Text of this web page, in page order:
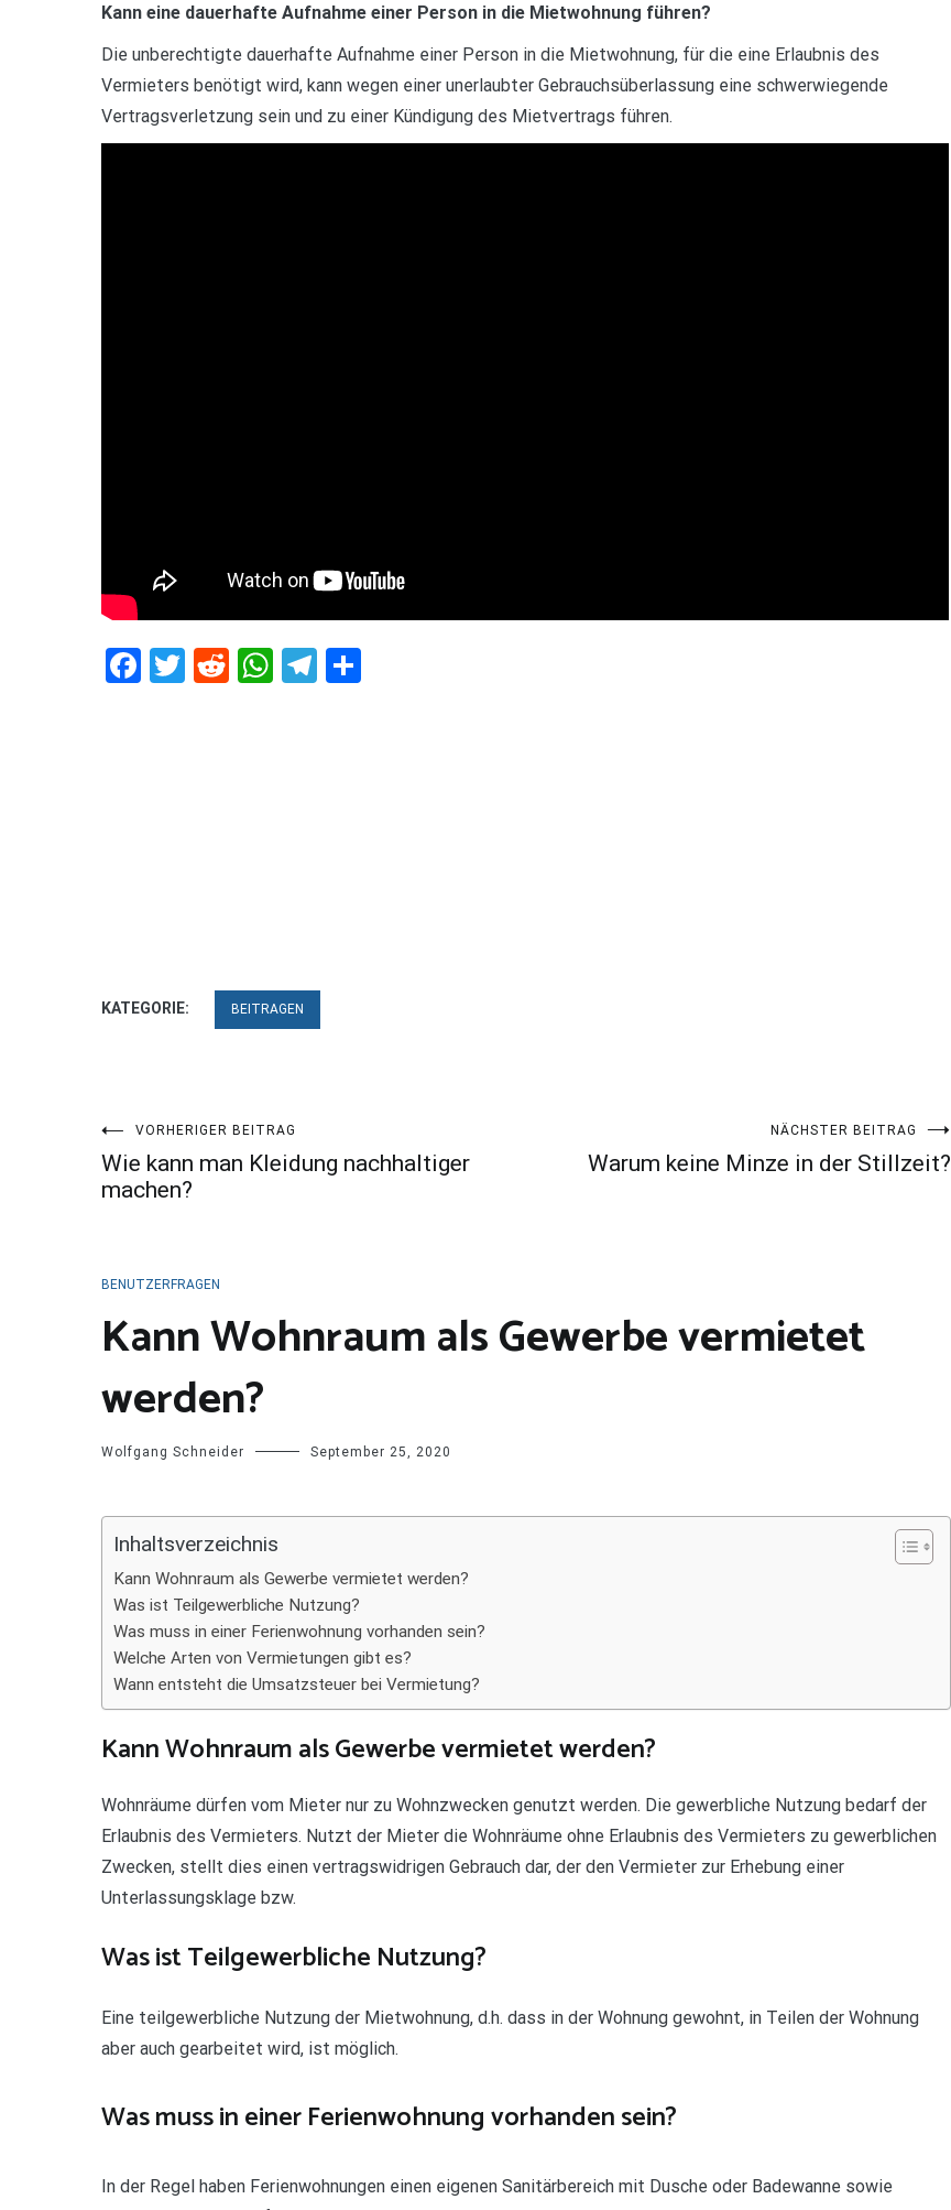
Kann eine dauerhafte Aufnahme einer Person in die Mietwohnung führen?
Die unberechtigte dauerhafte Aufnahme einer Person in die Mietwohnung, für die eine Erlaubnis des
Vermieters benötigt wird, kann wegen einer unerlaubter Gebrauchsüberlassung eine schwerwiegende
Vertragsverletzung sein und zu einer Kündigung des Mietvertrags führen.
Facebook
Twitter
RedditWhatsApp
Telegram
KATEGORIE: BEITRAGEN
Beitragsnavigation
VORHERIGER BEITRAG
Wie kann man Kleidung nachhaltiger
machen?
NÄCHSTER BEITRAG
Warum keine Minze in der Stillzeit?
BENUTZERFRAGEN
Kann Wohnraum als Gewerbe vermietet
werden?
Wolfgang Schneider September 25, 2020
Inhaltsverzeichnis
Kann Wohnraum als Gewerbe vermietet werden?
Was ist Teilgewerbliche Nutzung?
Was muss in einer Ferienwohnung vorhanden sein?
Welche Arten von Vermietungen gibt es?
Wann entsteht die Umsatzsteuer bei Vermietung?
Kann Wohnraum als Gewerbe vermietet werden?
Wohnräume dürfen vom Mieter nur zu Wohnzwecken genutzt werden. Die gewerbliche Nutzung bedarf der
Erlaubnis des Vermieters. Nutzt der Mieter die Wohnräume ohne Erlaubnis des Vermieters zu gewerblichen
Zwecken, stellt dies einen vertragswidrigen Gebrauch dar, der den Vermieter zur Erhebung einer
Unterlassungsklage bzw.
Was ist Teilgewerbliche Nutzung?
Eine teilgewerbliche Nutzung der Mietwohnung, d.h. dass in der Wohnung gewohnt, in Teilen der Wohnung
aber auch gearbeitet wird, ist möglich.
Was muss in einer Ferienwohnung vorhanden sein?
In der Regel haben Ferienwohnungen einen eigenen Sanitärbereich mit Dusche oder Badewanne sowie